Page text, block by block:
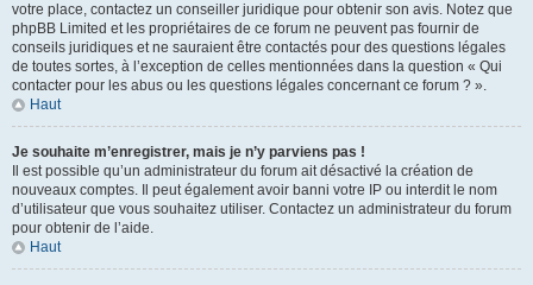
votre place, contactez un conseiller juridique pour obtenir son avis. Notez que
phpBB Limited et les propriétaires de ce forum ne peuvent pas fournir de
conseils juridiques et ne sauraient être contactés pour des questions légales
de toutes sortes, à l’exception de celles mentionnées dans la question « Qui
contacter pour les abus ou les questions légales concernant ce forum ? ».
Haut
Je souhaite m’enregistrer, mais je n’y parviens pas !
Il est possible qu’un administrateur du forum ait désactivé la création de
nouveaux comptes. Il peut également avoir banni votre IP ou interdit le nom
d’utilisateur que vous souhaitez utiliser. Contactez un administrateur du forum
pour obtenir de l’aide.
Haut